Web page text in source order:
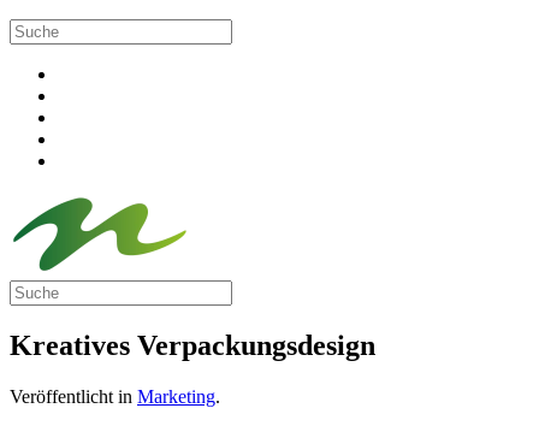
Kreatives Verpackungsdesign
Veröffentlicht in Marketing.